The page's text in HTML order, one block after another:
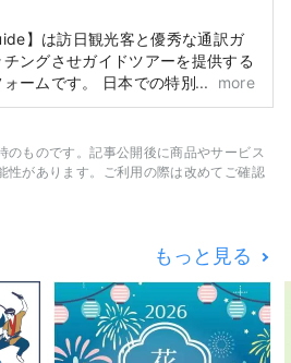
】は訪日観光客と優秀な通訳ガ
ングさせガイドツアーを提供する
ォームです。 日本での特別体験を
様に思い出に残るガイドツアーを
more
のものです。記事公開後に商品やサービス
性があります。ご利用の際は改めてご確認
もっと見る